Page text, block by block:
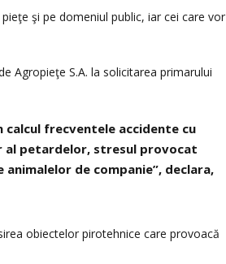
şi pe domeniul public, iar cei care vor
Agropieţe S.A. la solicitarea primarului
calcul frecventele accidente cu
al petardelor, stresul provocat
de companie”, declara,
obiectelor pirotehnice care provoacă